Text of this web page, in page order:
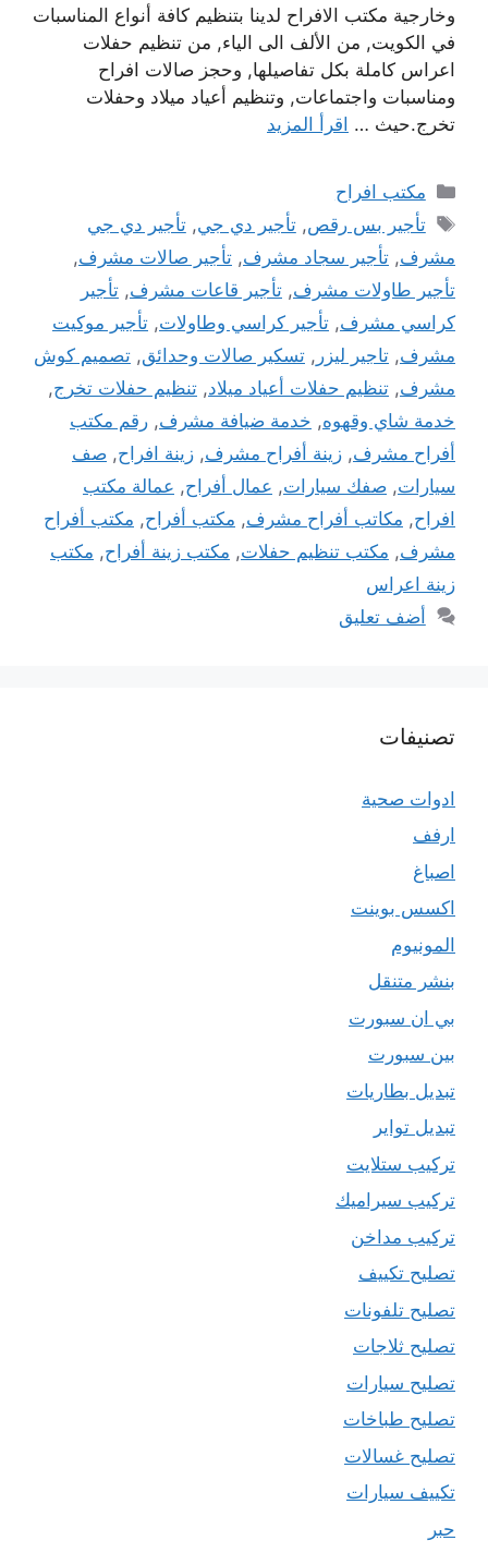
وخارجية مكتب الافراح لدينا بتنظيم كافة أنواع المناسبات
في الكويت, من الألف الى الياء, من تنظيم حفلات
اعراس كاملة بكل تفاصيلها, وحجز صالات افراح
ومناسبات واجتماعات, وتنظيم أعياد ميلاد وحفلات
تخرج.حيث … اقرأ المزيد
التصنيفات
مكتب افراح
الوسوم
تأجير بس رقص,تأجير دي جي,تأجير دي جي
مشرف, تأجير سجاد مشرف, تأجير صالات مشرف,
تأجير طاولات مشرف, تأجير قاعات مشرف, تأجير
كراسي مشرف, تأجير كراسي وطاولات, تأجير موكيت
مشرف, تاجير ليزر , تسكير صالات وحدائق, تصميم كوش
مشرف, تنظيم حفلات أعياد ميلاد, تنظيم حفلات تخرج,
خدمة شاي وقهوه, خدمة ضيافة مشرف, رقم مكتب
أفراح مشرف, زينة أفراح مشرف, زينة افراح, صف
سيارات, صفك سيارات, عمال أفراح, عمالة مكتب
افراح, مكاتب أفراح مشرف, مكتب أفراح, مكتب أفراح
مشرف, مكتب تنظيم حفلات, مكتب زينة أفراح, مكتب
زينة اعراس
أضف تعليق
تصنيفات
ادوات صحية
ارفف
اصباغ
اكسس بوينت
المونيوم
بنشر متنقل
بي ان سبورت
بين سبورت
تبديل بطاريات
تبديل تواير
تركيب ستلايت
تركيب سيراميك
تركيب مداخن
تصليح تكييف
تصليح تلفونات
تصليح ثلاجات
تصليح سيارات
تصليح طباخات
تصليح غسالات
تكييف سيارات
حبر